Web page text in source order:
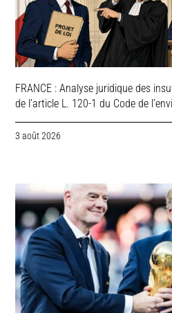
FRANCE : Analyse juridique des
de l’article L. 120-1 du Code de
3 août 2026